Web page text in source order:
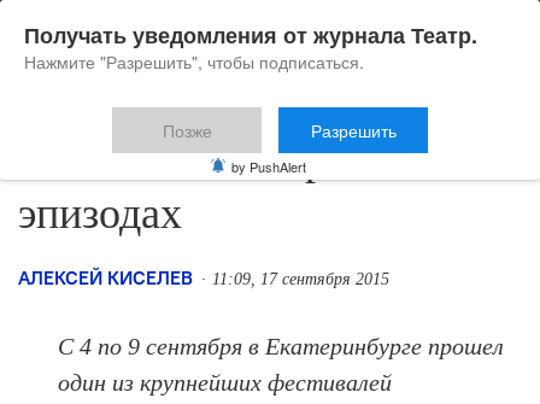
«Реальный театр» в пяти
эпизодах
АЛЕКСЕЙ КИСЕЛЕВ 11:09, 17 сентября 2015
С 4 по 9 сентября в Екатеринбурге прошел
один из крупнейших фестивалей
Получать уведомления от журнала Театр.
Нажмите "Разрешить", чтобы подписаться.
Позже Разрешить
by PushAlert